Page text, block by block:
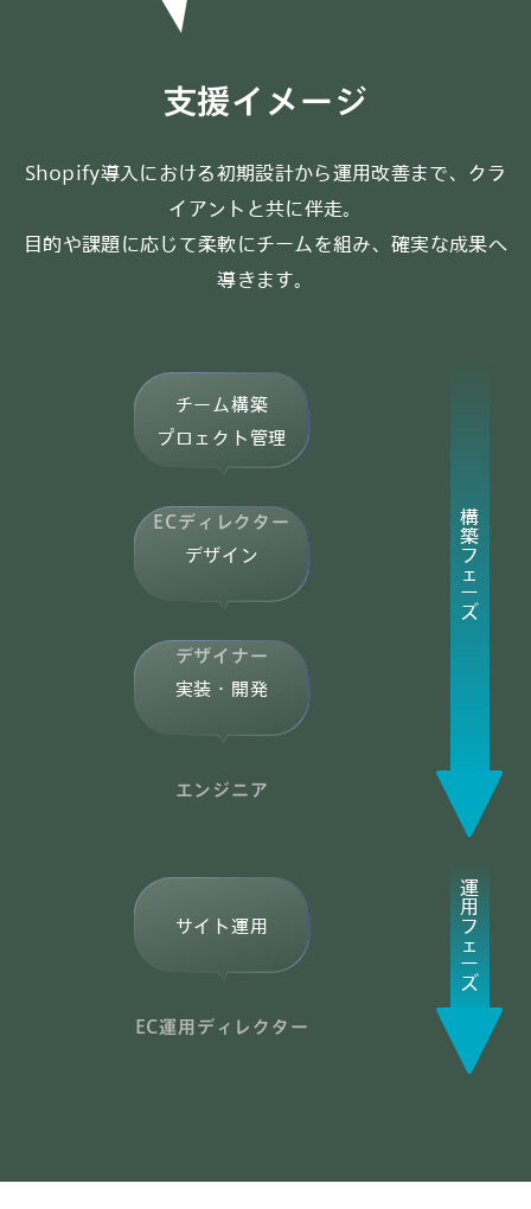
支援イメージ
Shopify導入における初期設計から運用改善まで、クラ
イアントと共に伴走。
目的や課題に応じて柔軟にチームを組み、確実な成果へ
導きます。
構
築
フ
ェ
ー
ズ
チーム構築
プロェクト管理
ECディレクター
デザイン
デザイナー
実装・開発
エンジニア
運
用
フ
ェ
ー
ズ
サイト運用
EC運用ディレクター